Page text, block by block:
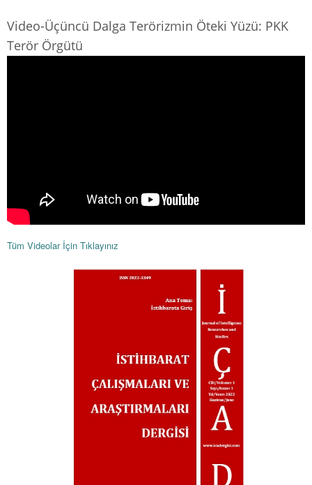
Video-Üçüncü Dalga Terörizmin Öteki Yüzü: PKK
Terör Örgütü
Tüm Videolar İçin Tıklayınız